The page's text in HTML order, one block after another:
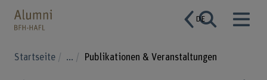
DE
Startseite ... Publikationen & Veranstaltungen